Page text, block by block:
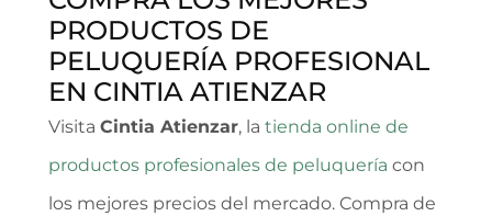
PRODUCTOS DE
PELUQUERÍA PROFESIONAL
EN CINTIA ATIENZAR
Visita Cintia Atienzar, la tienda online de
productos profesionales de peluquería con
los mejores precios del mercado. Compra de